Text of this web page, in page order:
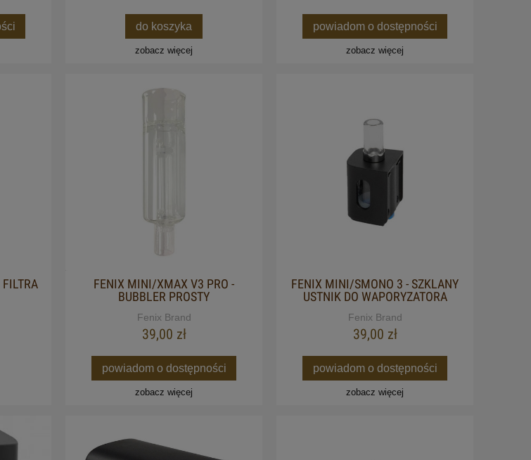
WAPORYZATOR (LIMITED EDITION)
do koszyka
zobacz więcej
powiadom o dostępności
zobacz więcej
FENIX MINI/XMAX V3 PRO -
BUBBLER PROSTY
Fenix Brand
39,00 zł
powiadom o dostępności
zobacz więcej
FENIX MINI/SMONO 3 - SZKLANY
USTNIK DO WAPORYZATORA
Fenix Brand
39,00 zł
powiadom o dostępności
zobacz więcej